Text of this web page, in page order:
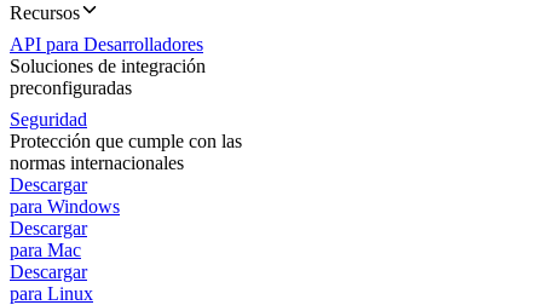
Recursos
API para Desarrolladores
Soluciones de integración
preconfiguradas
Seguridad
Protección que cumple con las
normas internacionales
Descargar
para Windows
Descargar
para Mac
Descargar
para Linux